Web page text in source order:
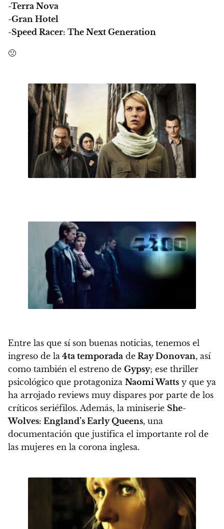
-Terra Nova
-Gran Hotel
-Speed Racer: The Next Generation
🙁
Entre las que sí son buenas noticias, tenemos el
ingreso de la 4ta temporada de Ray Donovan, así
como también el estreno de Gypsy; ese thriller
psicológico que protagoniza Naomi Watts y que ya
ha arrojado reviews muy dispares por parte de los
críticos seriéfilos. Además, la miniserie She-
Wolves: England’s Early Queens, una
documentación que justifica el importante rol de
las mujeres en la corona inglesa.